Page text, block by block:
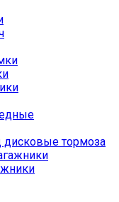
дисковые тормоза